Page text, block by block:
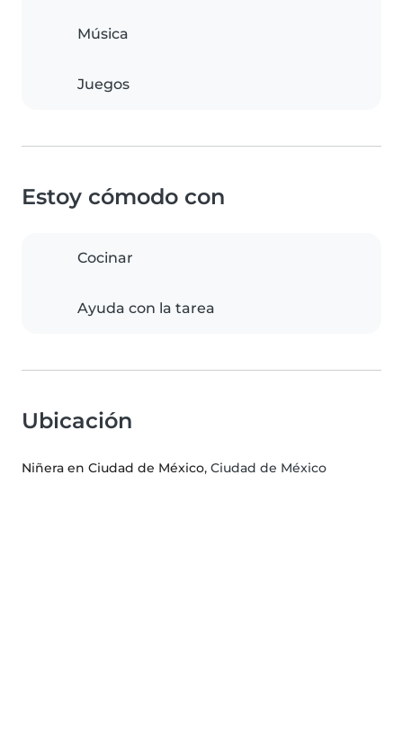
Música
Juegos
Estoy cómodo con
Cocinar
Ayuda con la tarea
Ubicación
Niñera en Ciudad de México, Ciudad de México